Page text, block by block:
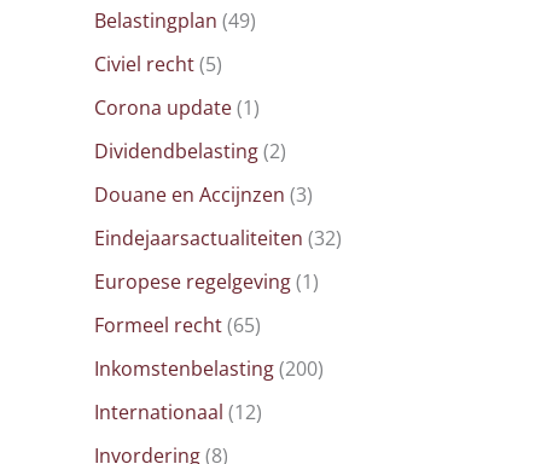
Belastingplan (49)
Civiel recht(5)
Corona update(1)
Dividendbelasting(2)
Douane en Accijnzen (3)
Eindejaarsactualiteiten (32)
Europese regelgeving(1)
Formeel recht(65)
Inkomstenbelasting(200)
Internationaal (12)
Invordering(8)